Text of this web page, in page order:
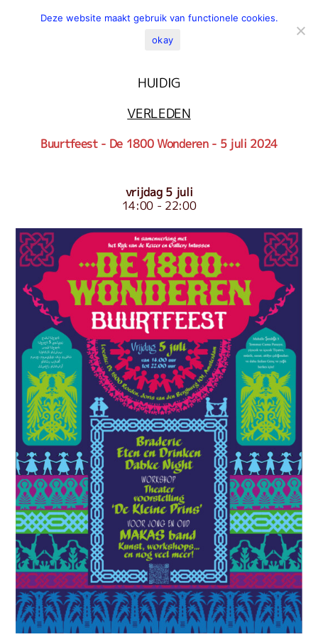
HUIDIG
VERLEDEN
Buurtfeest - De 1800 Wonderen - 5juli 2024
vrijdag 5 juli
14:00 - 22:00
Deze website maakt gebruik van functionele cookies.
okay